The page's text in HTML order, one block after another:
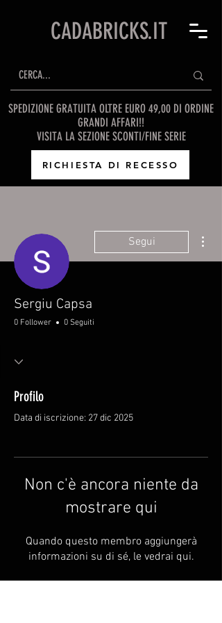
CADABRICKS.IT
SPEDIZIONE GRATUITA OLTRE EURO 49,00 DI ORDINE
GRANDI AFFARI!!
VISITA LA SEZIONE SCONTI/FINE SERIE
RICHIESTA DI RECESSO
Segui
Sergiu Capsa
0 Follower 0 Seguiti
Profilo
Data di iscrizione: 27 dic 2025
Non c'è ancora niente da
mostrare qui
Quando questo membro aggiungerà
informazioni su di sé, le vedrai qui.